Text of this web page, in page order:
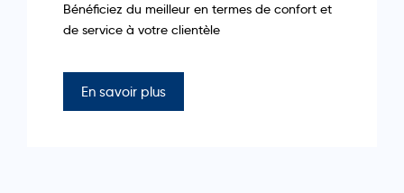
Bénéficiez du meilleur en termes de confort et
de service à votre clientèle
En savoir plus